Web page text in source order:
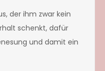
der ihm zwar kein
schenkt, dafür
und damit ein